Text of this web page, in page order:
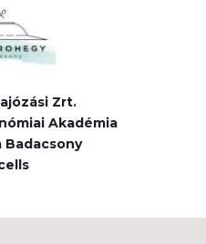
Zrt.
Akadémia